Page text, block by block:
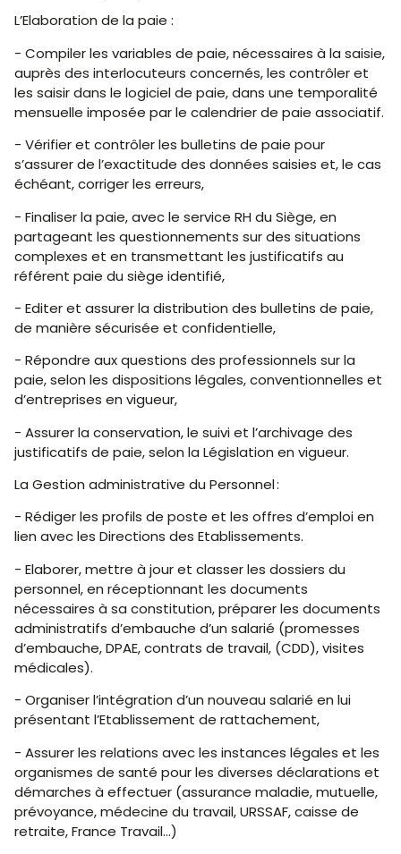
L’Elaboration de la paie :
- Compiler les variables de paie, nécessaires à la saisie,
auprès des interlocuteurs concernés, les contrôler et
les saisir dans le logiciel de paie, dans une temporalité
mensuelle imposée par le calendrier de paie associatif.
- Vérifier et contrôler les bulletins de paie pour
s’assurer de l’exactitude des données saisies et, le cas
échéant, corriger les erreurs,
- Finaliser la paie, avec le service RH du Siège, en
partageant les questionnements sur des situations
complexes et en transmettant les justificatifs au
référent paie du siège identifié,
- Editer et assurer la distribution des bulletins de paie,
de manière sécurisée et confidentielle,
- Répondre aux questions des professionnels sur la
paie, selon les dispositions légales, conventionnelles et
d’entreprises en vigueur,
- Assurer la conservation, le suivi et l’archivage des
justificatifs de paie, selon la Législation en vigueur.
La Gestion administrative du Personnel :
- Rédiger les profils de poste et les offres d’emploi en
lien avec les Directions des Etablissements.
- Elaborer, mettre à jour et classer les dossiers du
personnel, en réceptionnant les documents
nécessaires à sa constitution, préparer les documents
administratifs d’embauche d’un salarié (promesses
d’embauche, DPAE, contrats de travail, (CDD), visites
médicales).
- Organiser l’intégration d’un nouveau salarié en lui
présentant l’Etablissement de rattachement,
- Assurer les relations avec les instances légales et les
organismes de santé pour les diverses déclarations et
démarches à effectuer (assurance maladie, mutuelle,
prévoyance, médecine du travail, URSSAF, caisse de
retraite, France Travail…)